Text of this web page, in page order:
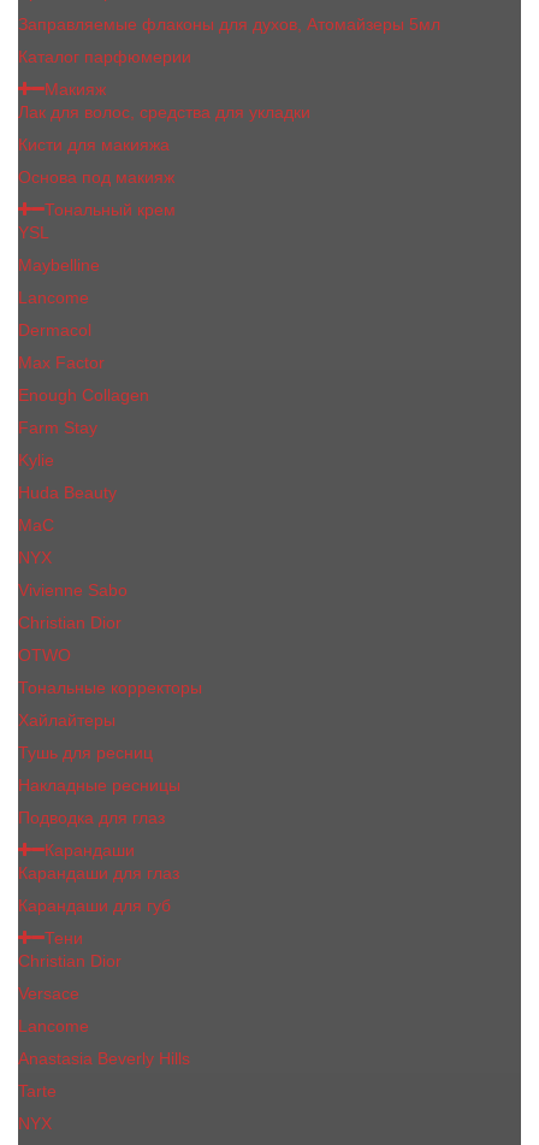
Заправляемые флаконы для духов, Атомайзеры 5мл
Каталог парфюмерии
Макияж
Лак для волос, средства для укладки
Кисти для макияжа
Основа под макияж
Тональный крем
YSL
Maybelline
Lancome
Dermacol
Max Factor
Enough Collagen
Farm Stay
Kylie
Huda Beauty
МаС
NYX
Vivienne Sabo
Сhristiаn Diоr
OTWO
Тональные корректоры
Хайлайтеры
Тушь для ресниц
Накладные ресницы
Подводка для глаз
Карандаши
Карандаши для глаз
Карандаши для губ
Тени
Christian Dior
Versace
Lancome
Anastasia Beverly Hills
Tarte
NYX